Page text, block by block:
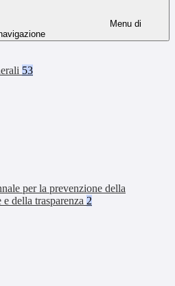
Menu di
53
per la prevenzione della
della trasparenza 2